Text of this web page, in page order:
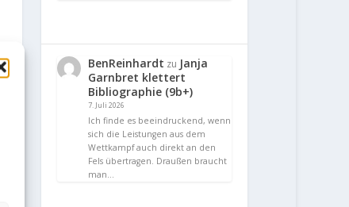
BenReinhardt zu Janja
Garnbret klettert
Bibliographie (9b+)
7. Juli 2026
Ich finde es beeindruckend, wenn
sich die Leistungen aus dem
Wettkampf auch direkt an den
Fels übertragen. Draußen braucht
man…